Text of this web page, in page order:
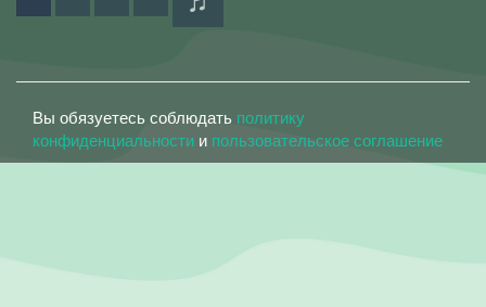
Вы обязуетесь соблюдать политику
конфиденциальности и пользовательское соглашение